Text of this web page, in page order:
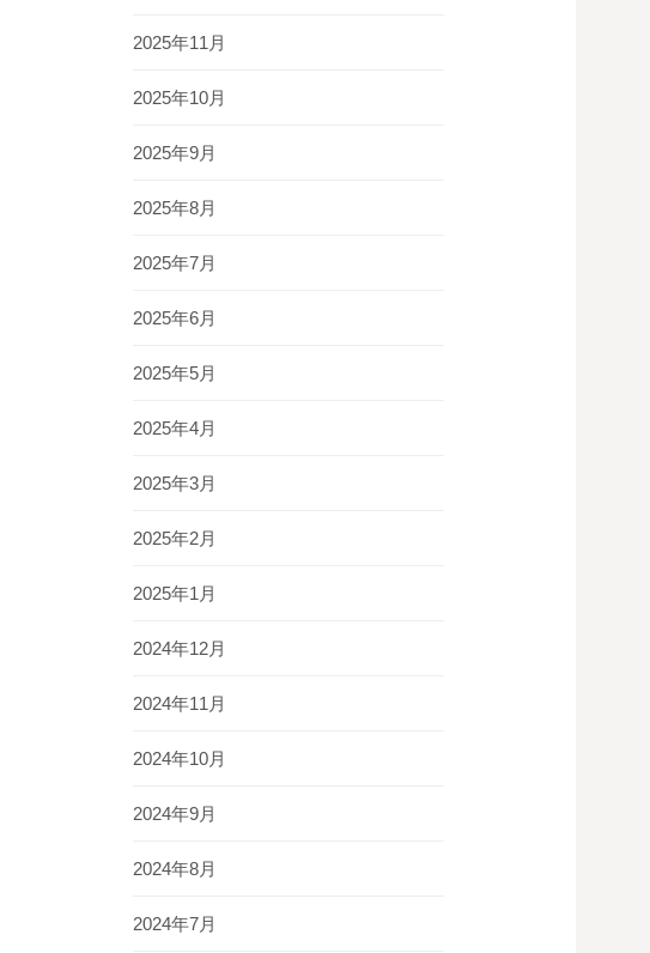
2025年11月
2025年10月
2025年9月
2025年8月
2025年7月
2025年6月
2025年5月
2025年4月
2025年3月
2025年2月
2025年1月
2024年12月
2024年11月
2024年10月
2024年9月
2024年8月
2024年7月